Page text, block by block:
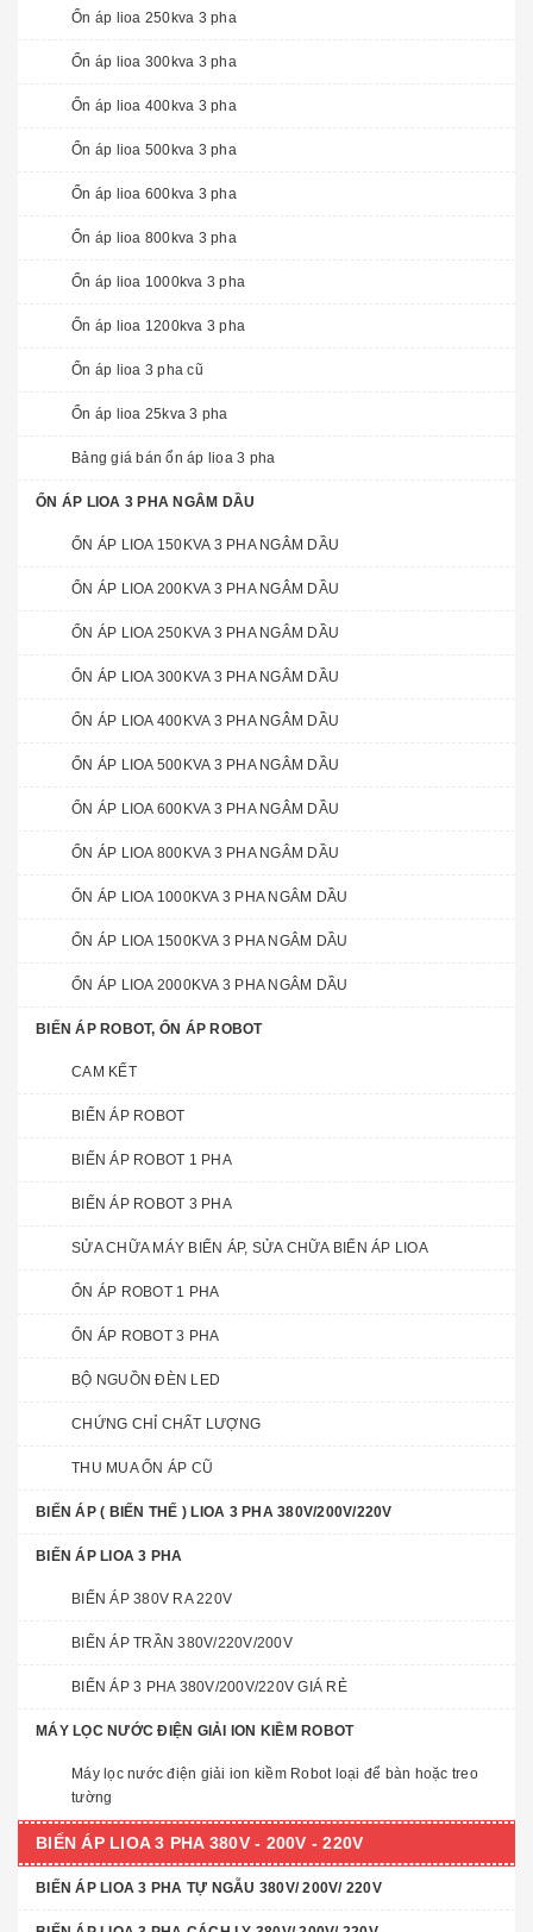
Ổn áp lioa 250kva 3 pha
Ổn áp lioa 300kva 3 pha
Ổn áp lioa 400kva 3 pha
Ổn áp lioa 500kva 3 pha
Ổn áp lioa 600kva 3 pha
Ổn áp lioa 800kva 3 pha
Ổn áp lioa 1000kva 3 pha
Ổn áp lioa 1200kva 3 pha
Ổn áp lioa 3 pha cũ
Ổn áp lioa 25kva 3 pha
Bảng giá bán ổn áp lioa 3 pha
ỔN ÁP LIOA 3 PHA NGÂM DẦU
ỔN ÁP LIOA 150KVA 3 PHA NGÂM DẦU
ỔN ÁP LIOA 200KVA 3 PHA NGÂM DẦU
ỔN ÁP LIOA 250KVA 3 PHA NGÂM DẦU
ỔN ÁP LIOA 300KVA 3 PHA NGÂM DẦU
ỔN ÁP LIOA 400KVA 3 PHA NGÂM DẦU
ỔN ÁP LIOA 500KVA 3 PHA NGÂM DẦU
ỔN ÁP LIOA 600KVA 3 PHA NGÂM DẦU
ỔN ÁP LIOA 800KVA 3 PHA NGÂM DẦU
ỔN ÁP LIOA 1000KVA 3 PHA NGÂM DẦU
ỔN ÁP LIOA 1500KVA 3 PHA NGÂM DẦU
ỔN ÁP LIOA 2000KVA 3 PHA NGÂM DẦU
BIẾN ÁP ROBOT, ỔN ÁP ROBOT
CAM KẾT
BIẾN ÁP ROBOT
BIẾN ÁP ROBOT 1 PHA
BIẾN ÁP ROBOT 3 PHA
SỬA CHỮA MÁY BIẾN ÁP, SỬA CHỮA BIẾN ÁP LIOA
ỔN ÁP ROBOT 1 PHA
ỔN ÁP ROBOT 3 PHA
BỘ NGUỒN ĐÈN LED
CHỨNG CHỈ CHẤT LƯỢNG
THU MUA ỔN ÁP CŨ
BIẾN ÁP ( BIẾN THẾ ) LIOA 3 PHA 380V/200V/220V
BIẾN ÁP LIOA 3 PHA
BIẾN ÁP 380V RA 220V
BIẾN ÁP TRẦN 380V/220V/200V
BIẾN ÁP 3 PHA 380V/200V/220V GIÁ RẺ
MÁY LỌC NƯỚC ĐIỆN GIẢI ION KIỀM ROBOT
Máy lọc nước điện giải ion kiềm Robot loại để bàn hoặc treo
tường
BIẾN ÁP LIOA 3 PHA 380V - 200V - 220V
BIẾN ÁP LIOA 3 PHA TỰ NGẪU 380V/ 200V/ 220V